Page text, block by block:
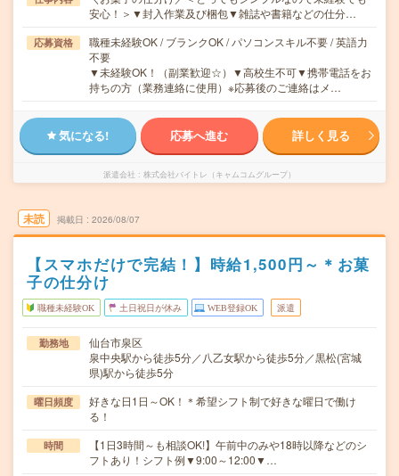
安心！＞▼封入作業及び梱包▼雑誌や書籍などの仕分…
応募資格
職種未経験OK / ブランクOK / パソコンスキル不要 / 英語力
不要
▼未経験OK！（副業歓迎☆）▼高校生不可▼携帯電話をお
持ちの方（業務連絡に使用）※応募後のご連絡はメ…
気になる! 応募へ進む 詳しく見る
派遣会社 株式会社バイトレ（キャムコムグループ）
未読 掲載日 2026/08/07
【スマホだけで完結！】時給1,500円～＊お菓
子の仕分け
職種未経験OK 土日祝日が休み WEB登録OK 派遣
勤務地
仙台市泉区
泉中央駅から徒歩5分／八乙女駅から徒歩5分／黒松(宮城
県)駅から徒歩5分
曜日頻度
好きな日1日～OK！＊希望シフト制で好きな曜日で働け
る！
時間
【1日3時間～も相談OK!】午前中のみや18時以降などのシ
フトあり！シフト例▼9:00～12:00▼…